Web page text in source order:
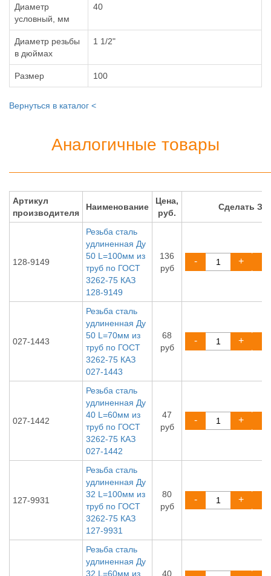
Диаметр
условный, мм
40
Диаметр резьбы
в дюймах
1 1/2"
Размер 100
Вернуться в каталог <
Аналогичные товары
Артикул
производителя
Наименование
Цена,
руб.
Сделать
128-9149
Резьба сталь
удлиненная Ду
50 L=100мм из
труб по ГОСТ
3262-75 КАЗ
128-9149
136
руб
- +
027-1443
Резьба сталь
удлиненная Ду
50 L=70мм из
труб по ГОСТ
3262-75 КАЗ
027-1443
68
руб
- +
027-1442
Резьба сталь
удлиненная Ду
40 L=60мм из
труб по ГОСТ
3262-75 КАЗ
027-1442
47
руб
- +
127-9931
Резьба сталь
удлиненная Ду
32 L=100мм из
труб по ГОСТ
3262-75 КАЗ
127-9931
80
руб
- +
Резьба сталь
удлиненная Ду
32 L=60мм из
40